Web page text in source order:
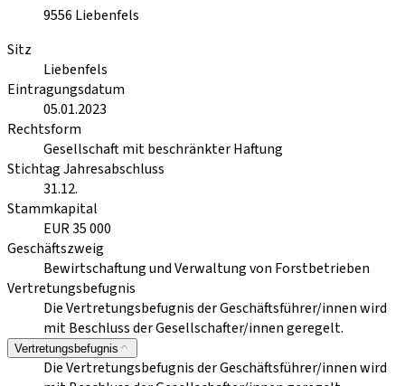
9556 Liebenfels
Sitz
Liebenfels
Eintragungsdatum
05.01.2023
Rechtsform
Gesellschaft mit beschränkter Haftung
Stichtag Jahresabschluss
31.12.
Stammkapital
EUR 35 000
Geschäftszweig
Bewirtschaftung und Verwaltung von Forstbetrieben
Vertretungsbefugnis
Die Vertretungsbefugnis der Geschäftsführer/innen wird
mit Beschluss der Gesellschafter/innen geregelt.
Vertretungsbefugnis
Die Vertretungsbefugnis der Geschäftsführer/innen wird